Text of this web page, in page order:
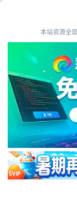
首页>源码资源>企业公
响应式建材瓷砖
官网源码
彩虹源码网
2026-05-19
源码简介
(自适应手机端)响
HTML5高端瓷砖卫
站模板，该模板适
业，当然其他行业
业的即可；自适应
本站资源全